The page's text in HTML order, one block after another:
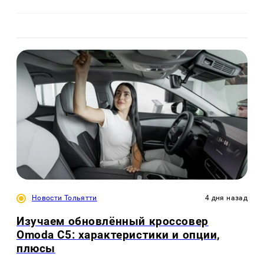
Новости Тольятти 4 дня назад
Изучаем обновлённый кроссовер
Omoda C5: характеристики и опции,
плюсы